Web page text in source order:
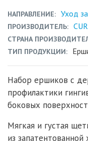
НАПРАВЛЕНИЕ Уход
ПРОИЗВОДИТЕЛЬ
СТРАНА
ТИП ПРОДУКЦИИ
Набор ершиков с
профилактики
боковых
Мягкая и густая
из запатентованной